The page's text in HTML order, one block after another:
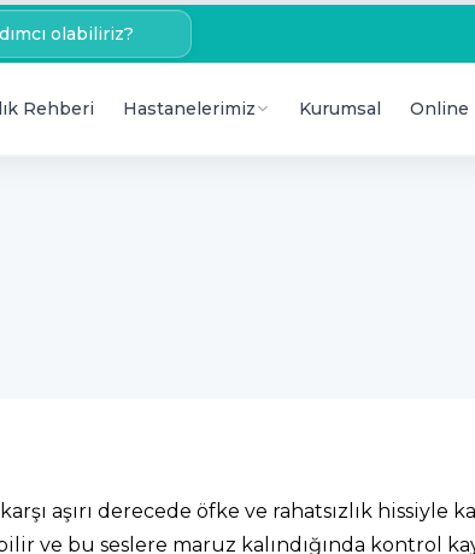
olabiliriz?
Rehberi Hastanelerimiz Kurumsal Online
aşırı derecede öfke ve rahatsızlık hissiyle
bu seslere maruz kalındığında kontrol